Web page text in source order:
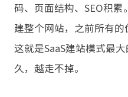
码、页面结构、SEO积
建整个网站，之前所有的
这就是SaaS建站模式
久，越走不掉。